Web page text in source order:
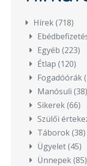
Hírek(718)
Egyéb (223)
Étlap (120)
Fogadóórák
Manósuli (38)
Sikerek(66)
Szülői
Táborok(38)
Ügyelet(45)
Ünnepek(85)